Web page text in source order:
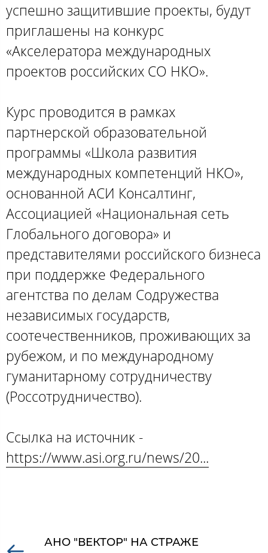
успешно защитившие проекты, будут
приглашены на конкурс
«Акселератора международных
проектов российских СО НКО».
Курс проводится в рамках
партнерской образовательной
программы «Школа развития
международных компетенций НКО»,
основанной АСИ Консалтинг,
Ассоциацией «Национальная сеть
Глобального договора» и
представителями российского бизнеса
при поддержке Федерального
агентства по делам Содружества
независимых государств,
соотечественников, проживающих за
рубежом, и по международному
гуманитарному сотрудничеству
(Россотрудничество).
Ссылка на источник -
https://www.asi.org.ru/news/20...
АНО "ВЕКТОР" НА СТРАЖЕ